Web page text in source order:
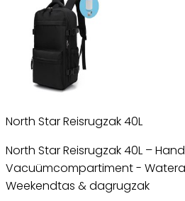
North Star Reisrugzak 40L
North Star Reisrugzak 40L –
Vacuümcompartiment -
Weekendtas & dagrugzak